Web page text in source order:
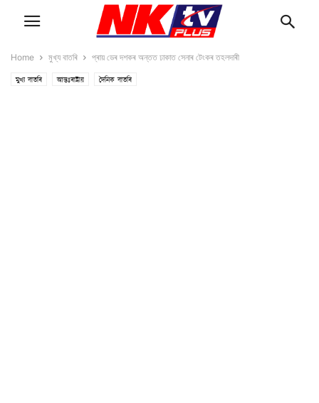
Home মুখ্য বাতৰি প্ৰায় ডেৰ দশকৰ অন্তত ঢাকাত সেনাৰ টেংকৰ তহলদাৰী
মুখ্য বাতৰি আন্তঃৰাষ্ট্ৰীয় দৈনিক বাতৰি